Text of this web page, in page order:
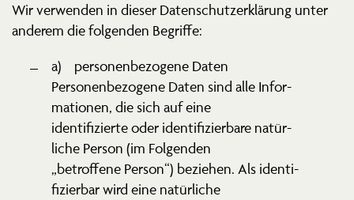
Wir verwenden in dieser Daten­schutz­er­klärung unter
anderem die folgenden Begriffe:
a) perso­nen­be­zogene Daten
Perso­nen­be­zogene Daten sind alle Infor­
ma­tionen, die sich auf eine
identi­fi­zierte oder identi­fi­zierbare natür­
liche Person (im Folgenden
„betroffene Person“) beziehen. Als identi­
fi­zierbar wird eine natür­liche